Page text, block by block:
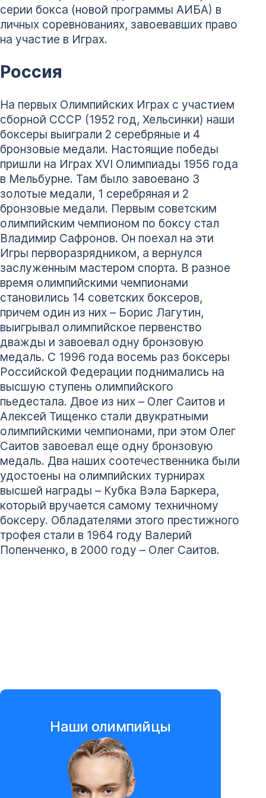
серии бокса (новой программы АИБА) в
личных соревнованиях, завоевавших право
на участие в Играх.
Россия
На первых Олимпийских Играх с участием
сборной СССР (1952 год, Хельсинки) наши
боксеры выиграли 2 серебряные и 4
бронзовые медали. Настоящие победы
пришли на Играх XVI Олимпиады 1956 года
в Мельбурне. Там было завоевано 3
золотые медали, 1 серебряная и 2
бронзовые медали. Первым советским
олимпийским чемпионом по боксу стал
Владимир Сафронов. Он поехал на эти
Игры перворазрядником, а вернулся
заслуженным мастером спорта. В разное
время олимпийскими чемпионами
становились 14 советских боксеров,
причем один из них – Борис Лагутин,
выигрывал олимпийское первенство
дважды и завоевал одну бронзовую
медаль. С 1996 года восемь раз боксеры
Российской Федерации поднимались на
высшую ступень олимпийского
пьедестала. Двое из них – Олег Саитов и
Алексей Тищенко стали двукратными
олимпийскими чемпионами, при этом Олег
Саитов завоевал еще одну бронзовую
медаль. Два наших соотечественника были
удостоены на олимпийских турнирах
высшей награды – Кубка Вэла Баркера,
который вручается самому техничному
боксеру. Обладателями этого престижного
трофея стали в 1964 году Валерий
Попенченко, в 2000 году – Олег Саитов.
Наши олимпийцы